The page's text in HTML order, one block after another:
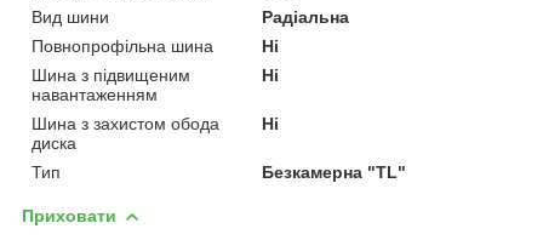
Вид шини
Радіальна
Повнопрофільна шина
Ні
Шина з підвищеним
навантаженням
Ні
Шина з захистом обода
диска
Ні
Тип Безкамерна "TL"
Приховати